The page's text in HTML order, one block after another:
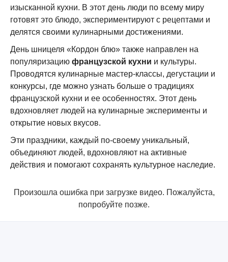
изысканной кухни. В этот день люди по всему миру
готовят это блюдо, экспериментируют с рецептами и
делятся своими кулинарными достижениями.
День шницеля «Кордон блю» также направлен на
популяризацию французской кухни и культуры.
Проводятся кулинарные мастер-классы, дегустации и
конкурсы, где можно узнать больше о традициях
французской кухни и ее особенностях. Этот день
вдохновляет людей на кулинарные эксперименты и
открытие новых вкусов.
Эти праздники, каждый по-своему уникальный,
объединяют людей, вдохновляют на активные
действия и помогают сохранять культурное наследие.
Произошла ошибка при загрузке видео. Пожалуйста,
попробуйте позже.